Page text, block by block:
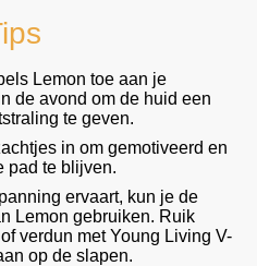
Lemon toe aan je
de avond om de huid een
te geven.
in om gemotiveerd en
pad te blijven.
ervaart, kun je de
Lemon gebruiken. Ruik
verdun met Young Living V-
op de slapen.